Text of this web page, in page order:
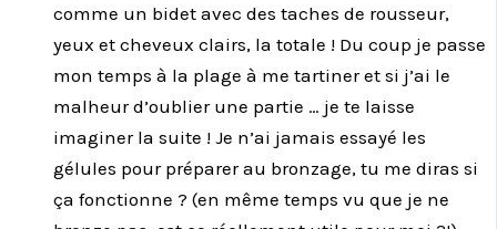
comme un bidet avec des taches de rousseur,
yeux et cheveux clairs, la totale ! Du coup je passe
mon temps à la plage à me tartiner et si j’ai le
malheur d’oublier une partie … je te laisse
imaginer la suite ! Je n’ai jamais essayé les
gélules pour préparer au bronzage, tu me diras si
ça fonctionne ? (en même temps vu que je ne